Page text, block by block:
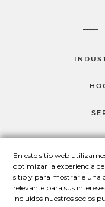
En este sitio web
optimizar la experiencia
sitio y para mostrarle una
relevante para sus
incluidos nuestros socios